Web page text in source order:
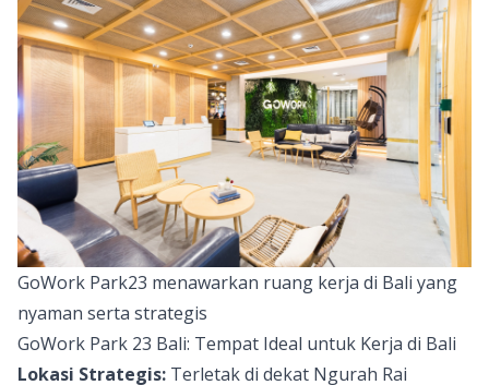
GoWork Park23 menawarkan ruang kerja di Bali yang
nyaman serta strategis
GoWork Park 23 Bali: Tempat Ideal untuk Kerja di Bali
Lokasi Strategis: Terletak di dekat Ngurah Rai